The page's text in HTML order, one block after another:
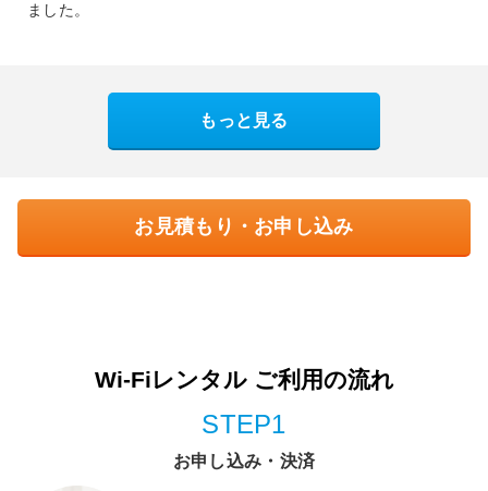
ました。
もっと見る
お見積もり・お申し込み
Wi-Fiレンタル ご利用の流れ
STEP1
お申し込み・決済